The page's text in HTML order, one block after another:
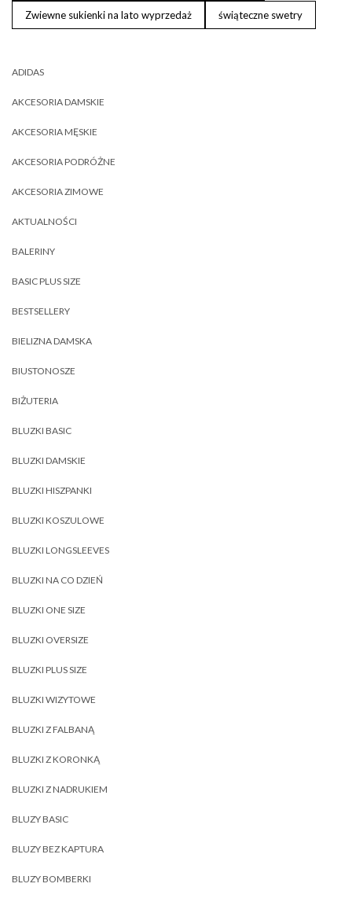
Zwiewne sukienki na lato wyprzedaż świąteczne swetry
ADIDAS
AKCESORIA DAMSKIE
AKCESORIA MĘSKIE
AKCESORIA PODRÓŻNE
AKCESORIA ZIMOWE
AKTUALNOŚCI
BALERINY
BASIC PLUS SIZE
BESTSELLERY
BIELIZNA DAMSKA
BIUSTONOSZE
BIŻUTERIA
BLUZKI BASIC
BLUZKI DAMSKIE
BLUZKI HISZPANKI
BLUZKI KOSZULOWE
BLUZKI LONGSLEEVES
BLUZKI NA CO DZIEŃ
BLUZKI ONE SIZE
BLUZKI OVERSIZE
BLUZKI PLUS SIZE
BLUZKI WIZYTOWE
BLUZKI Z FALBANĄ
BLUZKI Z KORONKĄ
BLUZKI Z NADRUKIEM
BLUZY BASIC
BLUZY BEZ KAPTURA
BLUZY BOMBERKI